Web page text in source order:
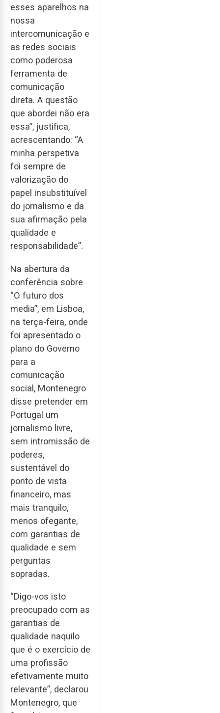
esses aparelhos na
nossa
intercomunicação e
as redes sociais
como poderosa
ferramenta de
comunicação
direta. A questão
que abordei não era
essa”, justifica,
acrescentando: “A
minha perspetiva
foi sempre de
valorização do
papel insubstituível
do jornalismo e da
sua afirmação pela
qualidade e
responsabilidade”.
Na abertura da
conferência sobre
“O futuro dos
media”, em Lisboa,
na terça-feira, onde
foi apresentado o
plano do Governo
para a
comunicação
social, Montenegro
disse pretender em
Portugal um
jornalismo livre,
sem intromissão de
poderes,
sustentável do
ponto de vista
financeiro, mas
mais tranquilo,
menos ofegante,
com garantias de
qualidade e sem
perguntas
sopradas.
“Digo-vos isto
preocupado com as
garantias de
qualidade naquilo
que é o exercício de
uma profissão
efetivamente muito
relevante”, declarou
Montenegro, que